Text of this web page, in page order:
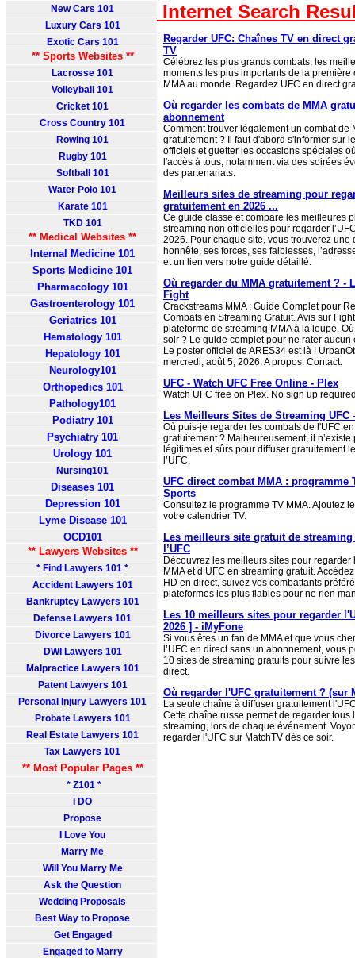
New Cars 101
Luxury Cars 101
Exotic Cars 101
** Sports Websites **
Lacrosse 101
Volleyball 101
Cricket 101
Cross Country 101
Rowing 101
Rugby 101
Softball 101
Water Polo 101
Karate 101
TKD 101
** Medical Websites **
Internal Medicine 101
Sports Medicine 101
Pharmacology 101
Gastroenterology 101
Geriatrics 101
Hematology 101
Hepatology 101
Neurology101
Orthopedics 101
Pathology101
Podiatry 101
Psychiatry 101
Urology 101
Nursing101
Diseases 101
Depression 101
Lyme Disease 101
OCD101
** Lawyers Websites **
* Find Lawyers 101 *
Accident Lawyers 101
Bankruptcy Lawyers 101
Defense Lawyers 101
Divorce Lawyers 101
DWI Lawyers 101
Malpractice Lawyers 101
Patent Lawyers 101
Personal Injury Lawyers 101
Probate Lawyers 101
Real Estate Lawyers 101
Tax Lawyers 101
** Most Popular Pages **
* Z101 *
I DO
Propose
I Love You
Marry Me
Will You Marry Me
Ask the Question
Wedding Proposals
Best Way to Propose
Get Engaged
Engaged to Marry
Internet Search
Regarder UFC: Chaînes TV en direct
TV
Célébrez les plus grands combats, les
moments les plus importants de la première
MMA au monde. Regardez UFC en direct
Où regarder les combats de MMA
abonnement
Comment trouver légalement un combat de
gratuitement ? Il faut d'abord s'informer sur
officiels et guetter les occasions spéciales
l'accès à tous, notamment via des soirées
des partenariats.
Meilleurs sites de streaming pour
gratuitement en 2026 ...
Ce guide classe et compare les meilleures
streaming non officielles pour regarder
2026. Pour chaque site, vous trouverez une
honnête, ses forces, ses faiblesses,
et un lien vers notre guide détaillé.
Où regarder du MMA gratuitement ? -
Fight
Crackstreams MMA : Guide Complet pour
Combats en Streaming Gratuit. Avis sur
plateforme de streaming MMA à la loupe.
soir ? Le guide complet pour ne rater aucun
Le poster officiel de ARES34 est là !
mercredi, août 5, 2026. A propos. Contact.
UFC - Watch UFC Free Online - Plex
Watch UFC free on Plex. No sign up
Les Meilleurs Sites de Streaming UFC
Où puis-je regarder les combats de l'UFC
gratuitement ? Malheureusement, il n’existe
légitimes et sûrs pour diffuser gratuitement
l’UFC.
UFC direct combat MMA : programme
Sports
Consultez le programme TV MMA. Ajoutez
votre calendrier TV.
Les meilleurs site gratuit de
l’UFC
Découvrez les meilleurs sites pour regarder
MMA et d’UFC en streaming gratuit.
HD en direct, suivez vos combattants
plateformes les plus fiables pour ne rien
Les 10 meilleurs sites pour regarder
2026 ] - iMyFone
Si vous êtes un fan de MMA et que vous
l’UFC en direct sans un abonnement, vous
10 sites de streaming gratuits pour suivre
direct.
Où regarder l'UFC gratuitement ? (sur
La seule chaîne à diffuser gratuitement
Cette chaîne russe permet de regarder tous
streaming, lors de chaque événement.
regarder l'UFC sur MatchTV dès ce soir.